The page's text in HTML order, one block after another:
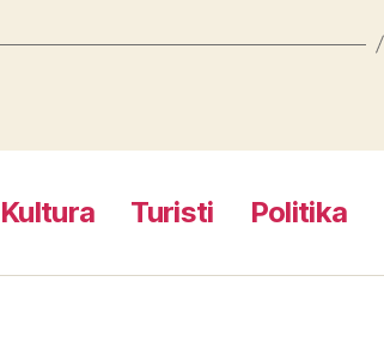
Kultura Turisti Politika